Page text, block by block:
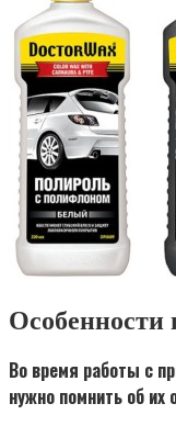
Особенности
Во время работы с
нужно помнить об их